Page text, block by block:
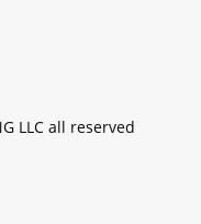
LLC all reserved